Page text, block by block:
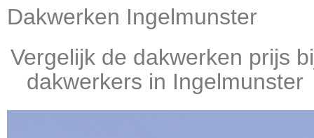
Dakwerken Ingelmunster
Vergelijk de dakwerken prijs
dakwerkers in Ingelmunster